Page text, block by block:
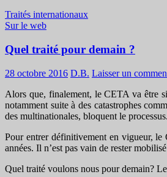
Traités internationaux
Sur le web
Quel traité pour demain ?
28 octobre 2016 D.B. Laisser un
Alors que, finalement, le CETA va être
notamment suite à des catastrophes
des multinationales, bloquent le processus.
Pour entrer définitivement en vigueur, le
années. Il n’est pas vain de rester
Quel traité voulons nous pour demain?